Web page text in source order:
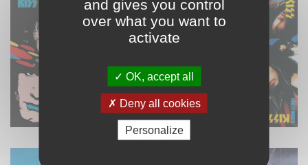
and gives you control
over what you want to
activate
OK, accept all
Deny all cookies
Personalize